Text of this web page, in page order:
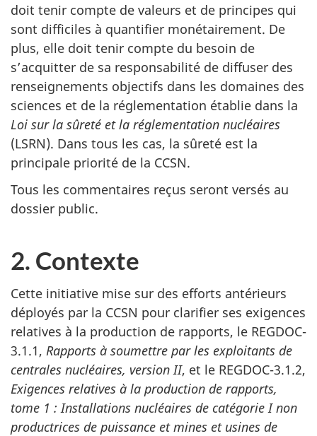
doit tenir compte de valeurs et de principes qui
sont difficiles à quantifier monétairement. De
plus, elle doit tenir compte du besoin de
s’acquitter de sa responsabilité de diffuser des
renseignements objectifs dans les domaines des
sciences et de la réglementation établie dans la
Loi sur la sûreté et la réglementation nucléaires
(LSRN). Dans tous les cas, la sûreté est la
principale priorité de la CCSN.
Tous les commentaires reçus seront versés au
dossier public.
2. Contexte
Cette initiative mise sur des efforts antérieurs
déployés par la CCSN pour clarifier ses exigences
relatives à la production de rapports, le REGDOC-
3.1.1, Rapports à soumettre par les exploitants de
centrales nucléaires, version II, et le REGDOC-3.1.2,
Exigences relatives à la production de rapports,
tome 1 : Installations nucléaires de catégorie I non
productrices de puissance et mines et usines de